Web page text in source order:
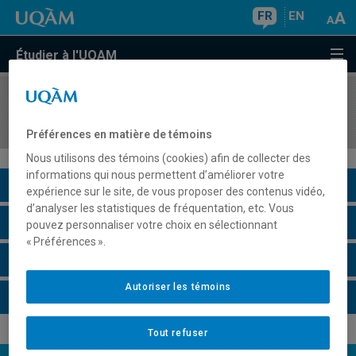
FR EN
Étudier à l'UQAM
COURS//
Description du cours
Horaire - Été 2026
Préférences en matière de témoins
Nous utilisons des témoins (cookies) afin de collecter des
informations qui nous permettent d’améliorer votre
expérience sur le site, de vous proposer des contenus vidéo,
d’analyser les statistiques de fréquentation, etc. Vous
pouvez personnaliser votre choix en sélectionnant
« Préférences ».
Tout refuser
Autoriser les témoins